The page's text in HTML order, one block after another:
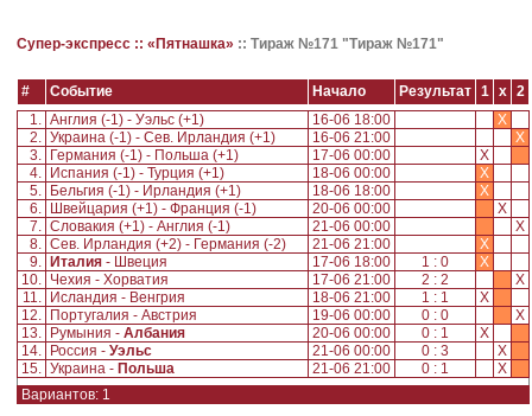
Супер-экспресс :: «Пятнашка» :: Тираж №171 "Тираж №171"
# Событие Начало Результат 1 x
2
1. Англия (-1) - Уэльс (+1) 16-06 18:00
X
2. Украина (-1) - Сев. Ирландия (+1) 16-06 21:00
X
3.
Германия (-1) - Польша (+1) 17-06 00:00
X
4.
Испания (-1) - Турция (+1) 18-06 00:00
X
5.
Бельгия (-1) - Ирландия (+1) 18-06 18:00
X
6.
Швейцария (+1) - Франция (-1) 20-06 00:00
X
7. Словакия (+1) - Англия (-1) 21-06 00:00
X
8. Сев. Ирландия (+2) - Германия (-2) 21-06 21:00
X
9.
Италия - Швеция 17-06 18:00 1 : 0
X
10. Чехия - Хорватия 17-06 21:00 2 : 2
X
11.
Исландия - Венгрия 18-06 21:00 1 : 1
X
12.
Португалия - Австрия 19-06 00:00 0 : 0
X
13.
Румыния - Албания 20-06 00:00 0 : 1
X
14.
Россия - Уэльс 21-06 00:00 0 : 3
X
15. Украина - Польша 21-06 21:00 0 : 1
X
Вариантов: 1